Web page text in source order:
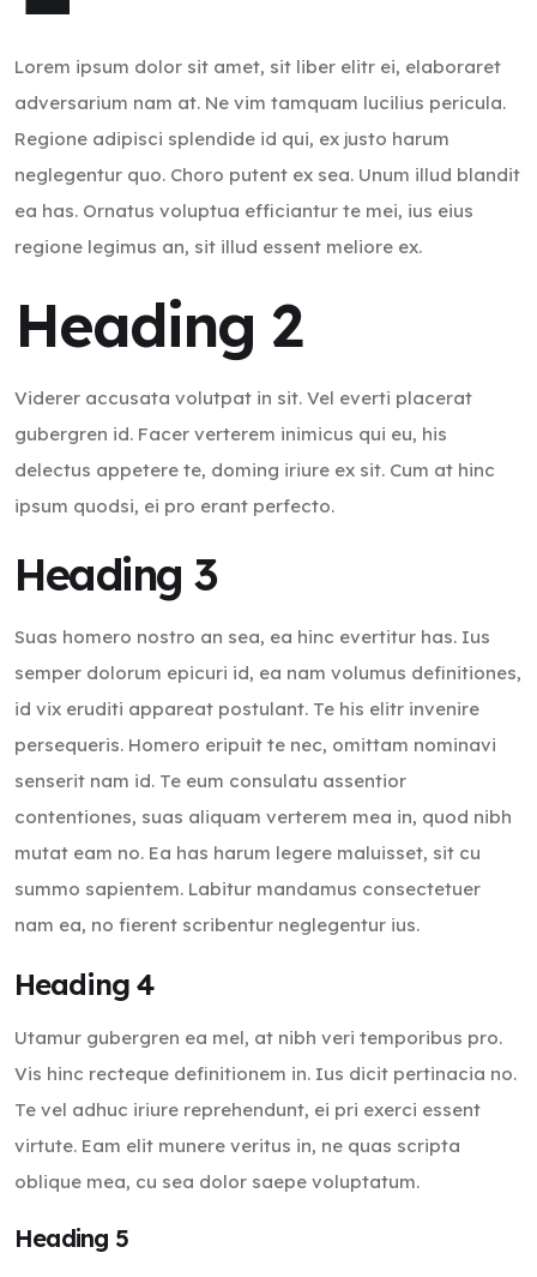
Lorem ipsum dolor sit amet, sit liber elitr ei, elaboraret
adversarium nam at. Ne vim tamquam lucilius pericula.
Regione adipisci splendide id qui, ex justo harum
neglegentur quo. Choro putent ex sea. Unum illud blandit
ea has. Ornatus voluptua efficiantur te mei, ius eius
regione legimus an, sit illud essent meliore ex.
Heading 2
Viderer accusata volutpat in sit. Vel everti placerat
gubergren id. Facer verterem inimicus qui eu, his
delectus appetere te, doming iriure ex sit. Cum at hinc
ipsum quodsi, ei pro erant perfecto.
Heading 3
Suas homero nostro an sea, ea hinc evertitur has. Ius
semper dolorum epicuri id, ea nam volumus definitiones,
id vix eruditi appareat postulant. Te his elitr invenire
persequeris. Homero eripuit te nec, omittam nominavi
senserit nam id. Te eum consulatu assentior
contentiones, suas aliquam verterem mea in, quod nibh
mutat eam no. Ea has harum legere maluisset, sit cu
summo sapientem. Labitur mandamus consectetuer
nam ea, no fierent scribentur neglegentur ius.
Heading 4
Utamur gubergren ea mel, at nibh veri temporibus pro.
Vis hinc recteque definitionem in. Ius dicit pertinacia no.
Te vel adhuc iriure reprehendunt, ei pri exerci essent
virtute. Eam elit munere veritus in, ne quas scripta
oblique mea, cu sea dolor saepe voluptatum.
Heading 5